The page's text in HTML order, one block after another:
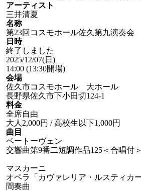
アーティスト
三井清夏
名称
第23回コスモホール佐久第九演奏会
日時
終了しました
2025/12/07(日)
14:00 (13:30開場)
会場
佐久市コスモホール 大ホール
長野県佐久市下小田切124-1
料金
全席自由
大人2,000円 / 高校生以下1,000円
曲目
ベートーヴェン
交響曲第9番二短調作品125＜合唱付＞
マスカーニ
オペラ「カヴァレリア・ルスティカ
間奏曲